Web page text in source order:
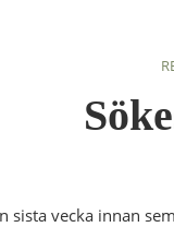
sista vecka innan